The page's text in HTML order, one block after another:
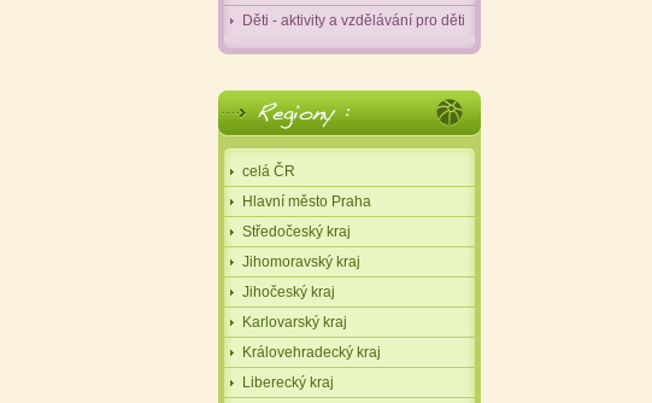
Děti - aktivity a vzdělávání pro děti
celá ČR
Hlavní město Praha
Středočeský kraj
Jihomoravský kraj
Jihočeský kraj
Karlovarský kraj
Královehradecký kraj
Liberecký kraj